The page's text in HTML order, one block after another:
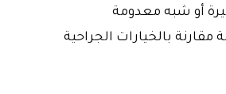
أو شبه معدومة
بالخيارات الجراحية